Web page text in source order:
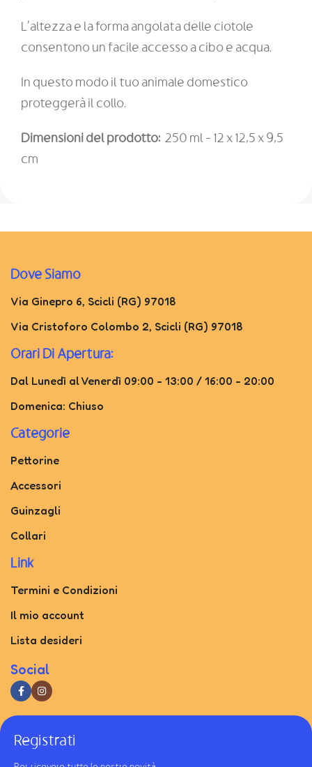
L’altezza e la forma angolata delle ciotole
consentono un facile accesso a cibo e acqua.
In questo modo il tuo animale domestico
proteggerà il collo.
Dimensioni del prodotto: 250 ml – 12 x 12,5 x 9,5
cm
Dove Siamo
Via Ginepro 6, Scicli (RG) 97018
Via Cristoforo Colombo 2, Scicli (RG) 97018
Orari Di Apertura:
Dal Lunedì al Venerdì 09:00 - 13:00 / 16:00 - 20:00
Domenica: Chiuso
Categorie
Pettorine
Accessori
Guinzagli
Collari
Link
Termini e Condizioni
Il mio account
Lista desideri
Social
Registrati